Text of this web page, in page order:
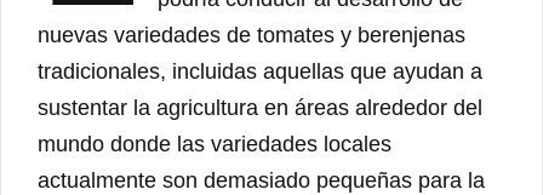
nuevas variedades de tomates y berenjenas
tradicionales, incluidas aquellas que ayudan a
sustentar la agricultura en áreas alrededor del
mundo donde las variedades locales
actualmente son demasiado pequeñas para la